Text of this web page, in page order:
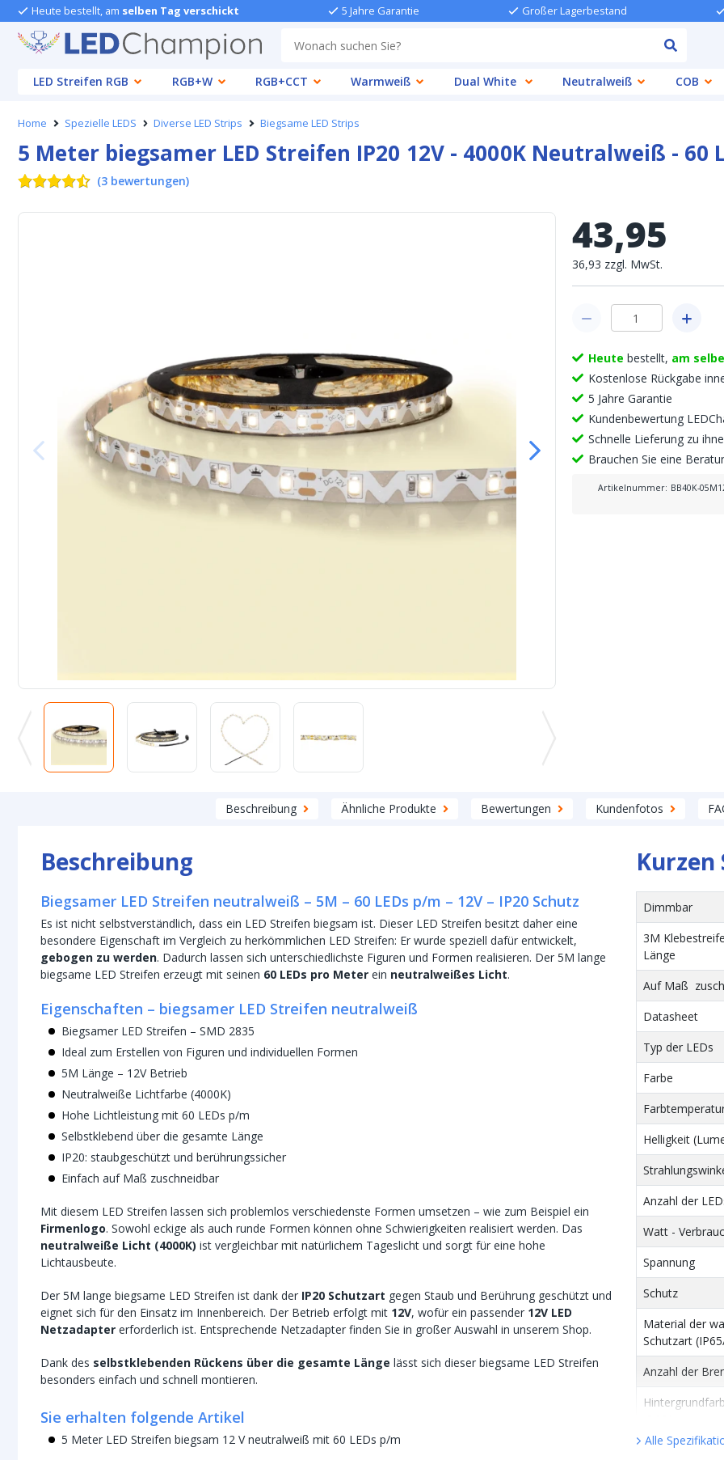
Heute bestellt, am selben Tag verschickt 5 Jahre Garantie Großer Lagerbestand
LED Streifen RGB
RGB+W RGB+CCT Warmweiß Dual White Neutralweiß COB
Home Spezielle LEDS Diverse LED Strips Biegsame LED Strips
5 Meter biegsamer LED Streifen IP20 12V - 4000K Neutralweiß - 60
(3 bewertungen)
43,95
36,93 zzgl. MwSt.
Heute bestellt, am
Kostenlose Rückgabe
5 Jahre Garantie
Kundenbewertung
Schnelle Lieferung zu
Brauchen Sie eine
Artikelnummer: BB40K-
Beschreibung Ähnliche Produkte Bewertungen Kundenfotos
Beschreibung
Biegsamer LED Streifen neutralweiß – 5M – 60 LEDs p/m – 12V – IP20 Schutz
Es ist nicht selbstverständlich, dass ein LED Streifen biegsam ist. Dieser LED Streifen besitzt daher eine
besondere Eigenschaft im Vergleich zu herkömmlichen LED Streifen: Er wurde speziell dafür entwickelt,
gebogen zu werden. Dadurch lassen sich unterschiedlichste Figuren und Formen realisieren. Der 5M lange
biegsame LED Streifen erzeugt mit seinen 60 LEDs pro Meter ein neutralweißes Licht.
Eigenschaften – biegsamer LED Streifen neutralweiß
Biegsamer LED Streifen – SMD 2835
Ideal zum Erstellen von Figuren und individuellen Formen
5M Länge – 12V Betrieb
Neutralweiße Lichtfarbe (4000K)
Hohe Lichtleistung mit 60 LEDs p/m
Selbstklebend über die gesamte Länge
IP20: staubgeschützt und berührungssicher
Einfach auf Maß zuschneidbar
Mit diesem LED Streifen lassen sich problemlos verschiedenste Formen umsetzen – wie zum Beispiel ein
Firmenlogo. Sowohl eckige als auch runde Formen können ohne Schwierigkeiten realisiert werden. Das
neutralweiße Licht (4000K) ist vergleichbar mit natürlichem Tageslicht und sorgt für eine hohe
Lichtausbeute.
Der 5M lange biegsame LED Streifen ist dank der IP20 Schutzart gegen Staub und Berührung geschützt und
eignet sich für den Einsatz im Innenbereich. Der Betrieb erfolgt mit 12V, wofür ein passender 12V LED
Netzadapter erforderlich ist. Entsprechende Netzadapter finden Sie in großer Auswahl in unserem Shop.
Dank des selbstklebenden Rückens über die gesamte Länge lässt sich dieser biegsame LED Streifen
besonders einfach und schnell montieren.
Sie erhalten folgende Artikel
5 Meter LED Streifen biegsam 12 V neutralweiß mit 60 LEDs p/m
Dimmbar
3M
Länge
Auf Maß
Datasheet
Typ der LEDs
Farbe
Helligkeit
Anzahl der
Watt -
Spannung
Schutz
Material der
Schutzart
Anzahl der
Breite des
Alle